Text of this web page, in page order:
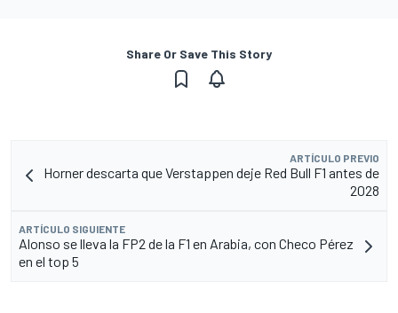
Share Or Save This Story
ARTÍCULO PREVIO
Horner descarta que Verstappen deje Red Bull F1 antes de
2028
ARTÍCULO SIGUIENTE
Alonso se lleva la FP2 de la F1 en Arabia, con Checo Pérez
en el top 5